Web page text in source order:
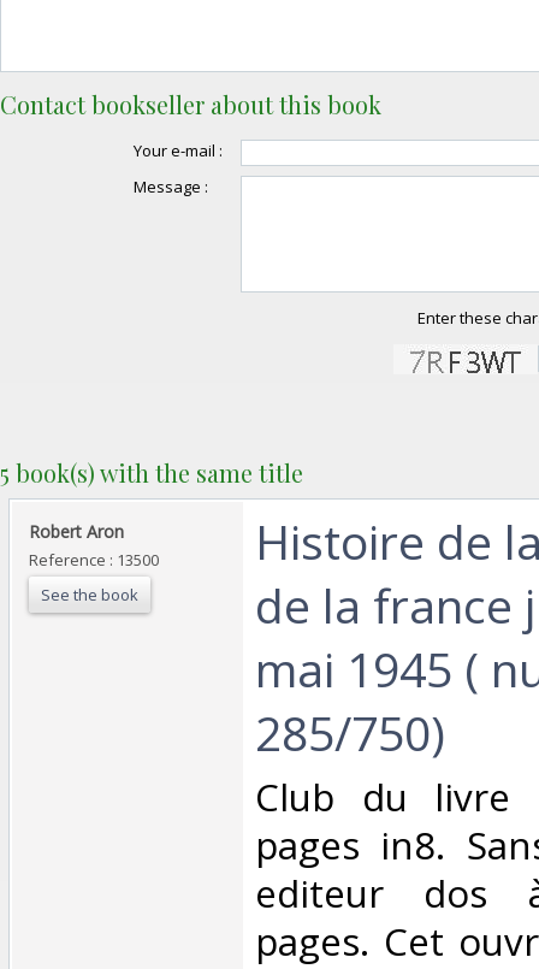
Contact bookseller about this book
Your e-mail :
Message :
Enter these
5 book(s) with the same title
‎Robert Aron‎
Reference : 13500
See the book
‎Histoire de
de la france
mai 1945 (
285/750)‎
‎Club du livre
pages in8.
editeur dos
pages. Cet